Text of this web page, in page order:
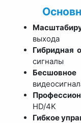
выхода
Гибридная
сигналы
Бесшовное
HD/4K
Гибкое